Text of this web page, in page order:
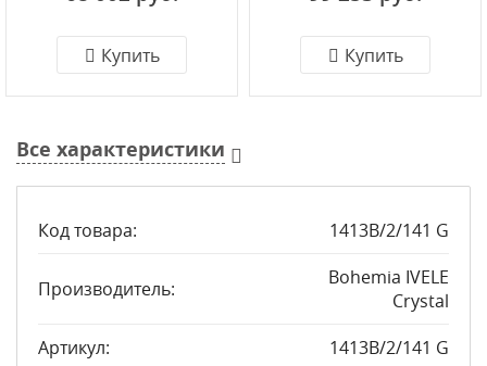
Купить Купить
Все характеристики
Код товара: 1413B/2/141 G
Производитель:
Bohemia IVELE
Crystal
Артикул:
1413B/2/141 G